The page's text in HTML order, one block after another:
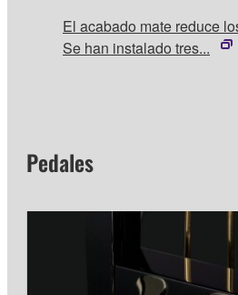
El acabado mate reduce
Se han instalado tres...
Pedales